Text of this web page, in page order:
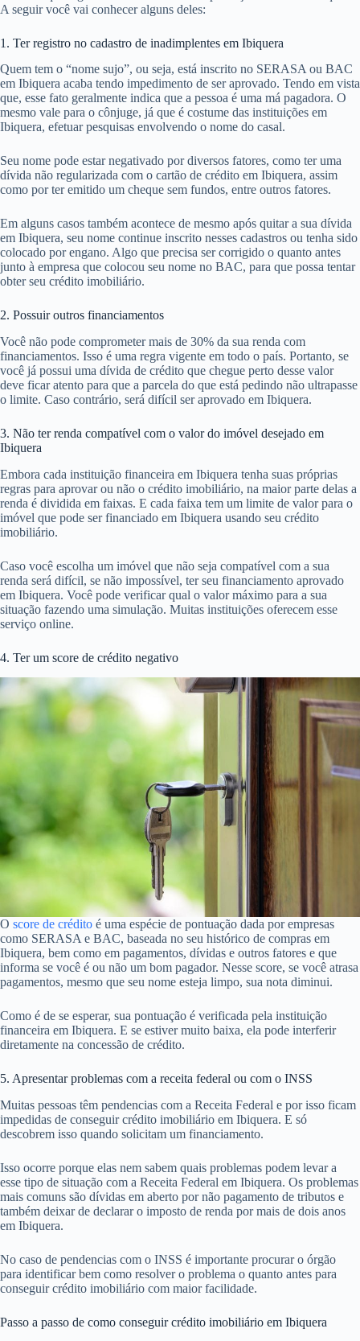
A seguir você vai conhecer alguns deles:
1. Ter registro no cadastro de inadimplentes em Ibiquera
Quem tem o “nome sujo”, ou seja, está inscrito no SERASA ou BAC
em Ibiquera acaba tendo impedimento de ser aprovado. Tendo em vista
que, esse fato geralmente indica que a pessoa é uma má pagadora. O
mesmo vale para o cônjuge, já que é costume das instituições em
Ibiquera, efetuar pesquisas envolvendo o nome do casal.
Seu nome pode estar negativado por diversos fatores, como ter uma
dívida não regularizada com o cartão de crédito em Ibiquera, assim
como por ter emitido um cheque sem fundos, entre outros fatores.
Em alguns casos também acontece de mesmo após quitar a sua dívida
em Ibiquera, seu nome continue inscrito nesses cadastros ou tenha sido
colocado por engano. Algo que precisa ser corrigido o quanto antes
junto à empresa que colocou seu nome no BAC, para que possa tentar
obter seu crédito imobiliário.
2. Possuir outros financiamentos
Você não pode comprometer mais de 30% da sua renda com
financiamentos. Isso é uma regra vigente em todo o país. Portanto, se
você já possui uma dívida de crédito que chegue perto desse valor
deve ficar atento para que a parcela do que está pedindo não ultrapasse
o limite. Caso contrário, será difícil ser aprovado em Ibiquera.
3. Não ter renda compatível com o valor do imóvel desejado em
Ibiquera
Embora cada instituição financeira em Ibiquera tenha suas próprias
regras para aprovar ou não o crédito imobiliário, na maior parte delas a
renda é dividida em faixas. E cada faixa tem um limite de valor para o
imóvel que pode ser financiado em Ibiquera usando seu crédito
imobiliário.
Caso você escolha um imóvel que não seja compatível com a sua
renda será difícil, se não impossível, ter seu financiamento aprovado
em Ibiquera. Você pode verificar qual o valor máximo para a sua
situação fazendo uma simulação. Muitas instituições oferecem esse
serviço online.
4. Ter um score de crédito negativo
O score de crédito é uma espécie de pontuação dada por empresas
como SERASA e BAC, baseada no seu histórico de compras em
Ibiquera, bem como em pagamentos, dívidas e outros fatores e que
informa se você é ou não um bom pagador. Nesse score, se você atrasa
pagamentos, mesmo que seu nome esteja limpo, sua nota diminui.
Como é de se esperar, sua pontuação é verificada pela instituição
financeira em Ibiquera. E se estiver muito baixa, ela pode interferir
diretamente na concessão de crédito.
5. Apresentar problemas com a receita federal ou com o INSS
Muitas pessoas têm pendencias com a Receita Federal e por isso ficam
impedidas de conseguir crédito imobiliário em Ibiquera. E só
descobrem isso quando solicitam um financiamento.
Isso ocorre porque elas nem sabem quais problemas podem levar a
esse tipo de situação com a Receita Federal em Ibiquera. Os problemas
mais comuns são dívidas em aberto por não pagamento de tributos e
também deixar de declarar o imposto de renda por mais de dois anos
em Ibiquera.
No caso de pendencias com o INSS é importante procurar o órgão
para identificar bem como resolver o problema o quanto antes para
conseguir crédito imobiliário com maior facilidade.
Passo a passo de como conseguir crédito imobiliário em Ibiquera